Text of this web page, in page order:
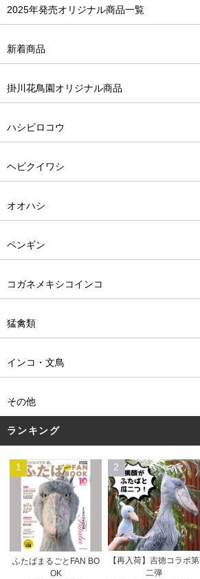
2025年発売オリジナル商品一覧
新着商品
掛川花鳥園オリジナル商品
ハシビロコウ
ヘビクイワシ
オオハシ
ペンギン
コガネメキシコインコ
猛禽類
インコ・文鳥
その他
ランキング
1
ふたばまるごとFAN BO
OK
2
【再入荷】吉徳コラボ第
二弾